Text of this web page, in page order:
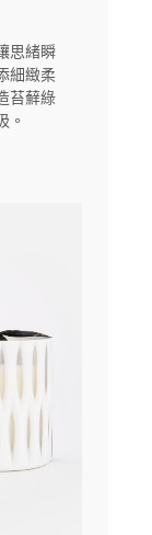
思緒瞬
細緻柔
苔蘚綠
。